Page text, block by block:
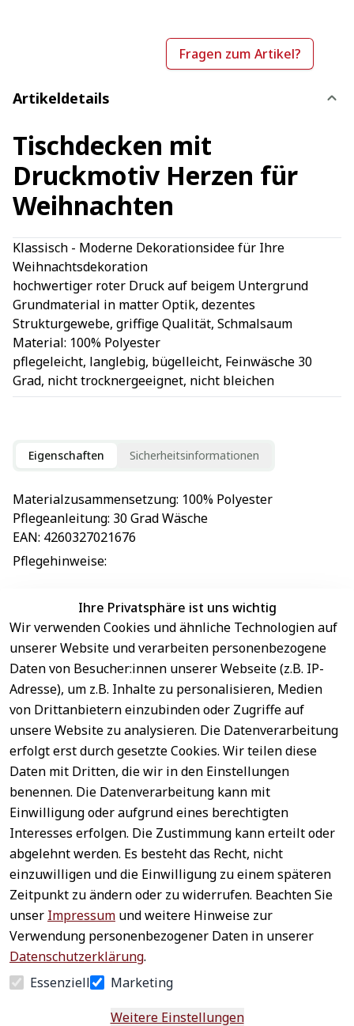
Fragen zum Artikel?
Artikeldetails
Tischdecken mit
Druckmotiv Herzen für
Weihnachten
Klassisch - Moderne Dekorationsidee für Ihre
Weihnachtsdekoration
hochwertiger roter Druck auf beigem Untergrund
Grundmaterial in matter Optik, dezentes
Strukturgewebe, griffige Qualität, Schmalsaum
Material: 100% Polyester
pflegeleicht, langlebig, bügelleicht, Feinwäsche 30
Grad, nicht trocknergeeignet, nicht bleichen
Eigenschaften Sicherheitsinformationen
Materialzusammensetzung: 100% Polyester
Pflegeanleitung: 30 Grad Wäsche
EAN: 4260327021676
Pflegehinweise:
EU-Verantwortliche Person - klicken Sie für Details
Ihre Privatsphäre ist uns wichtig
Wir verwenden Cookies und ähnliche Technologien auf
unserer Website und verarbeiten personenbezogene
Daten von Besucher:innen unserer Webseite (z.B. IP-
Adresse), um z.B. Inhalte zu personalisieren, Medien
von Drittanbietern einzubinden oder Zugriffe auf
unsere Website zu analysieren. Die Datenverarbeitung
erfolgt erst durch gesetzte Cookies. Wir teilen diese
Daten mit Dritten, die wir in den Einstellungen
benennen. Die Datenverarbeitung kann mit
Einwilligung oder aufgrund eines berechtigten
Interesses erfolgen. Die Zustimmung kann erteilt oder
abgelehnt werden. Es besteht das Recht, nicht
einzuwilligen und die Einwilligung zu einem späteren
Zeitpunkt zu ändern oder zu widerrufen. Beachten Sie
unser Impressum und weitere Hinweise zur
Verwendung personenbezogener Daten in unserer
Datenschutzerklärung.
Essenziell
Marketing
Weitere Einstellungen
Rechtliches
AGB
Impressum
Datenschutz
Widerrufsrecht
Widerrufsform
ular
Service
Kontakt
Registrieren
Zahlung &
Versand
Newsletter
abonnieren
Häufige
Fragen
Sichere
Zahlungsar
ten
Schneller
Versand